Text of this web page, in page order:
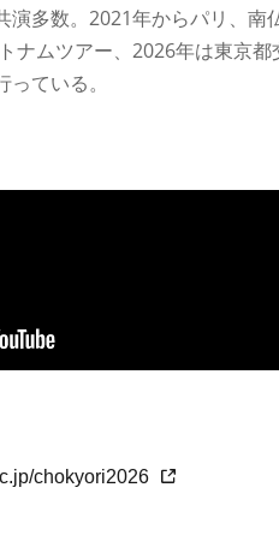
演多数。2021年からパリ、南
ナムツアー、2026年は東京
ている。
chokyori2026